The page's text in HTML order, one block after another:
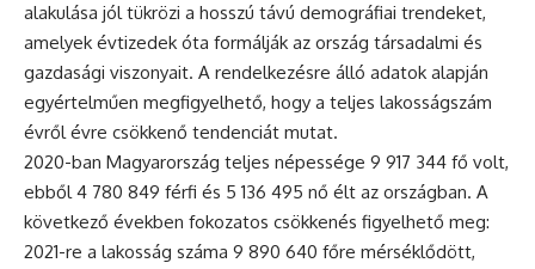
alakulása jól tükrözi a hosszú távú demográfiai trendeket,
amelyek évtizedek óta formálják az ország társadalmi és
gazdasági viszonyait. A rendelkezésre álló adatok alapján
egyértelműen megfigyelhető, hogy a teljes lakosságszám
évről évre csökkenő tendenciát mutat.
2020-ban Magyarország teljes népessége 9 917 344 fő volt,
ebből 4 780 849 férfi és 5 136 495 nő élt az országban. A
következő években fokozatos csökkenés figyelhető meg:
2021-re a lakosság száma 9 890 640 főre mérséklődött,